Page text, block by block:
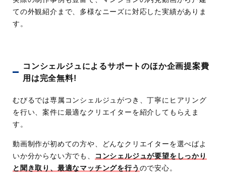
企画提案費用完全無料
依頼内容に合わせた動画クリエイターを紹介
ての外観紹介まで、多様なニーズに対応した実績がありま
す。
コンシェルジュによるサポートのほか企画提案費
用は完全無料!
むびるでは専属コンシェルジュがつき、丁寧にヒアリング
を行い、案件に最適なクリエイターを紹介してもらえま
す。
動画制作が初めての方や、どんなクリエイターを選べばよ
いか分からない方でも、
コンシェルジュが要望をしっかり
と聞き取り、最適なマッチングを行う ので安心。